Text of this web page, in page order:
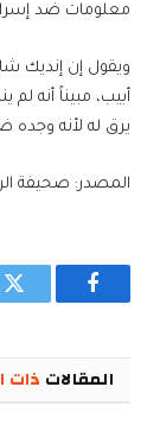
معلومات ضد
ويقول إن إنديك
أبيب، مبيناً أنه
يرق له لأنه
المصدر: صحيفة
فيسبوك
المقالات ذات